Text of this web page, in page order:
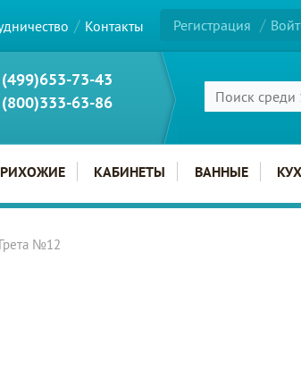
Контакты Регистрация
(499)653-73-43
(800)333-63-86
КАБИНЕТЫ ВАННЫЕ
№12